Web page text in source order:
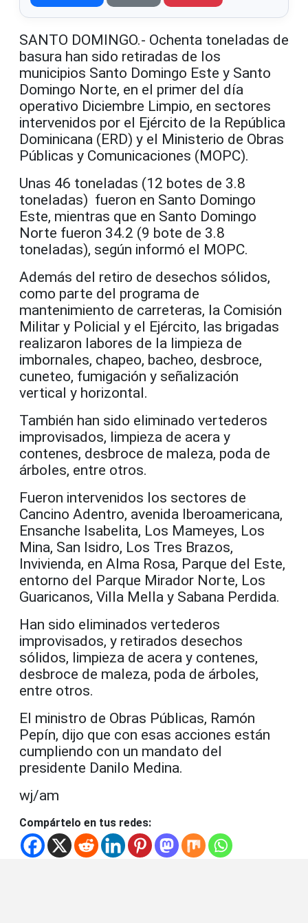
SANTO DOMINGO.- Ochenta toneladas de
basura han sido retiradas de los
municipios Santo Domingo Este y Santo
Domingo Norte, en el primer del día
operativo Diciembre Limpio, en sectores
intervenidos por el Ejército de la República
Dominicana (ERD) y el Ministerio de Obras
Públicas y Comunicaciones (MOPC).
Unas 46 toneladas (12 botes de 3.8
toneladas) fueron en Santo Domingo
Este, mientras que en Santo Domingo
Norte fueron 34.2 (9 bote de 3.8
toneladas), según informó el MOPC.
Además del retiro de desechos sólidos,
como parte del programa de
mantenimiento de carreteras, la Comisión
Militar y Policial y el Ejército, las brigadas
realizaron labores de la limpieza de
imbornales, chapeo, bacheo, desbroce,
cuneteo, fumigación y señalización
vertical y horizontal.
También han sido eliminado vertederos
improvisados, limpieza de acera y
contenes, desbroce de maleza, poda de
árboles, entre otros.
Fueron intervenidos los sectores de
Cancino Adentro, avenida Iberoamericana,
Ensanche Isabelita, Los Mameyes, Los
Mina, San Isidro, Los Tres Brazos,
Invivienda, en Alma Rosa, Parque del Este,
entorno del Parque Mirador Norte, Los
Guaricanos, Villa Mella y Sabana Perdida.
Han sido eliminados vertederos
improvisados, y retirados desechos
sólidos, limpieza de acera y contenes,
desbroce de maleza, poda de árboles,
entre otros.
El ministro de Obras Públicas, Ramón
Pepín, dijo que con esas acciones están
cumpliendo con un mandato del
presidente Danilo Medina.
wj/am
Compártelo en tus redes: